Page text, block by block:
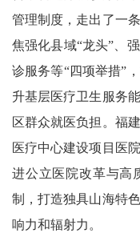
管理制度，走出了一
焦强化县域“龙头”、
诊服务等“四项举措”
升基层医疗卫生服务
区群众就医负担。福
医疗中心建设项目医
进公立医院改革与高
制，打造独具山海特
响力和辐射力。